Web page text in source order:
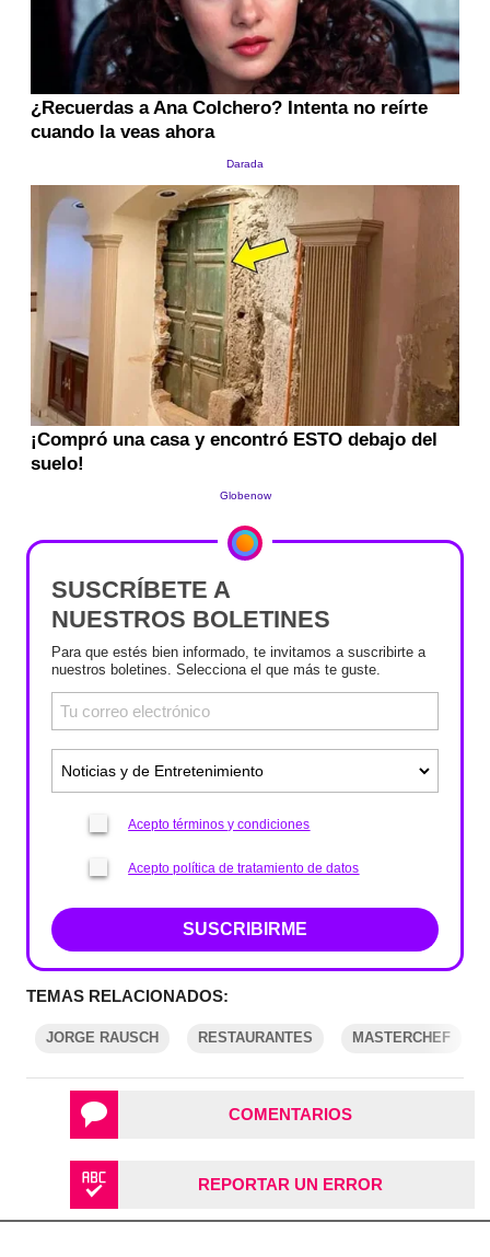
SUSCRÍBETE A
NUESTROS BOLETINES
Para que estés bien informado, te invitamos a suscribirte a
nuestros boletines. Selecciona el que más te guste.
Acepto términos y condiciones
Acepto política de tratamiento de datos
SUSCRIBIRME
TEMAS RELACIONADOS:
JORGE RAUSCH RESTAURANTES MASTERCHEF
COMENTARIOS
REPORTAR UN ERROR